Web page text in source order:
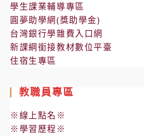
學生課業輔導專區
圓夢助學網(獎助學金)
台灣銀行學雜費入口網
新課綱銜接教材數位平臺
住宿生專區
教職員專區
※線上點名※
※學習歷程※